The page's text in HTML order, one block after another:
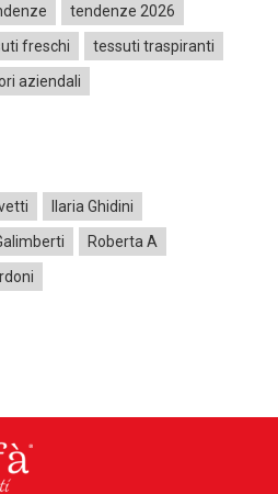
tendenze 2026
freschi
tessuti traspiranti
aziendali
Ilaria Ghidini
Roberta A